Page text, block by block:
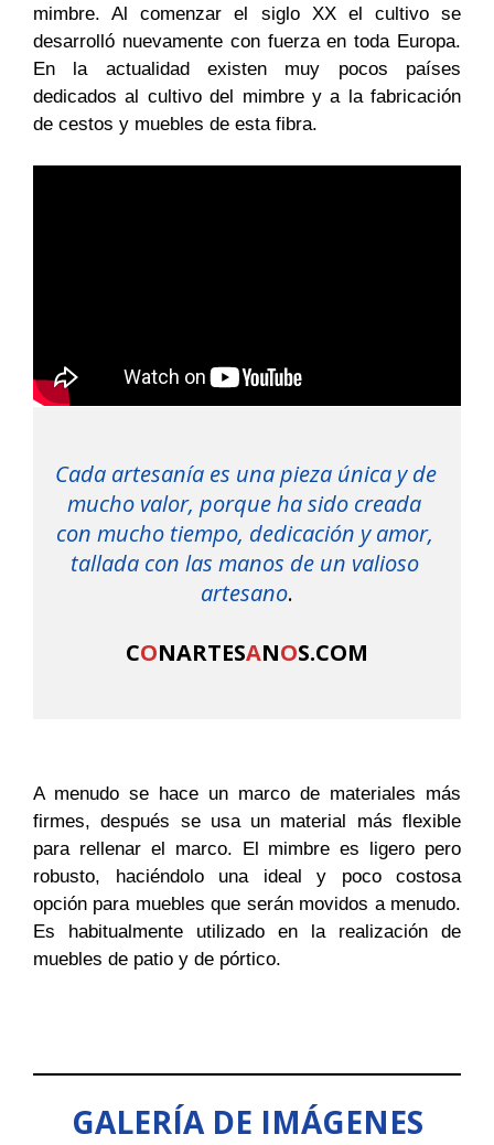
mimbre. Al comenzar el siglo XX el cultivo se
desarrolló nuevamente con fuerza en toda Europa.
En la actualidad existen muy pocos países
dedicados al cultivo del mimbre y a la fabricación
de cestos y muebles de esta fibra.
Cada artesanía es una pieza única y de
mucho valor, porque ha sido creada
con mucho tiempo, dedicación y amor,
tallada con las manos de un valioso
artesano.
CONARTESANOS.COM
A menudo se hace un marco de materiales más
firmes, después se usa un material más flexible
para rellenar el marco. El mimbre es ligero pero
robusto, haciéndolo una ideal y poco costosa
opción para muebles que serán movidos a menudo.
Es habitualmente utilizado en la realización de
muebles de patio y de pórtico.
GALERÍA DE IMÁGENES